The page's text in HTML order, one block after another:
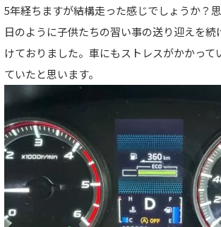
5年経ちますが結構走った感じでしょうか？
日のように子供たちの習い事の送り迎えを
けておりました。車にもストレスがかかっ
ていたと思います。